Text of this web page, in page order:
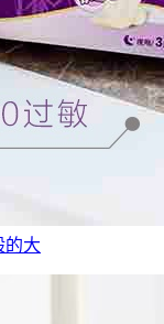
的大